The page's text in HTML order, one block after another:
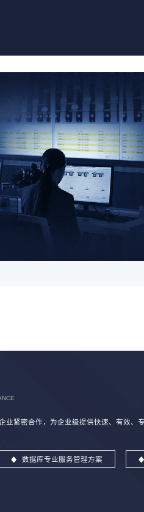
业紧密合作，为企业级提供快速、有效、
数据库专业服务管理方案